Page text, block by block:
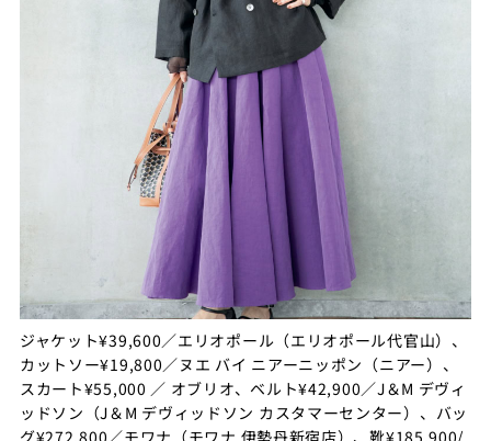
ジャケット¥39,600／エリオポール（エリオポール代官山）、
カットソー¥19,800／ヌエ バイ ニアーニッポン（ニアー）、
スカート¥55,000 ／ オブリオ、ベルト¥42,900／J＆М デヴィ
ッドソン（J＆М デヴィッドソン カスタマーセンター）、バッ